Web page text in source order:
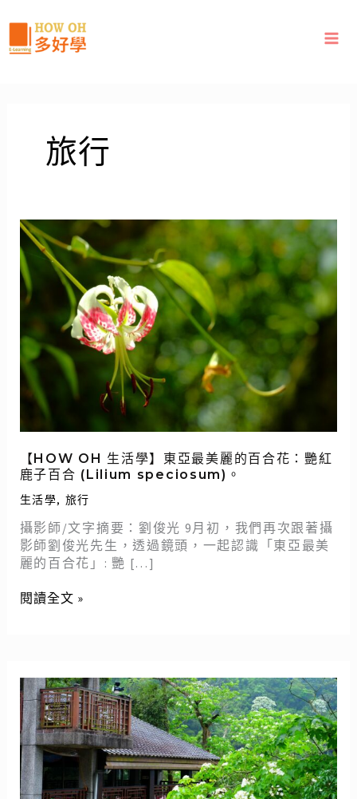
至
要
旅行
【HOW OH 生活學】東亞最美麗的百合花：艷紅
鹿子百合 (Lilium speciosum)。
生活學, 旅行
攝影師/文字摘要：劉俊光 9月初，我們再次跟著攝
影師劉俊光先生，透過鏡頭，一起認識「東亞最美
麗的百合花」: 艷 […]
【HOW
OH
生
活
學】
亞
最
美
麗
合
花：
艷
鹿
子
百
合
閱讀全文 »
【HOW
OH
生
活
學】
跟